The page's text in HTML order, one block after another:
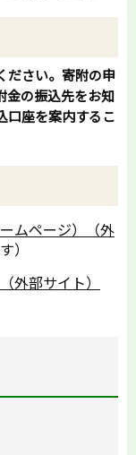
ださい。寄附の申
金の振込先をお知
口座を案内するこ
ムページ）（外
）
外部サイト）